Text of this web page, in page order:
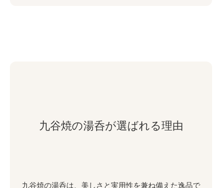
九谷焼の湯呑が選ばれる理由
九谷焼の湯呑は、美しさと実用性を兼ね備えた逸品で